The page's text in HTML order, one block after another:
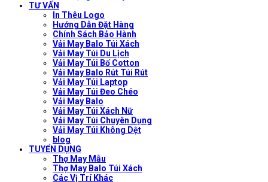
TƯ VẤN
In Thêu Logo
Hướng Dẫn Đặt Hàng
Chính Sách Bảo Hành
Vải May Balo Túi Xách
Vải May Túi Du Lịch
Vải May Túi Bố Cotton
Vải May Balo Rút Túi Rút
Vải May Túi Laptop
Vải May Túi Đeo Chéo
Vải May Balo
Vải May Túi Xách Nữ
Vải May Túi Chuyên Dụng
Vải May Túi Không Dệt
blog
TUYỂN DỤNG
Thợ May Mẫu
Thợ May Balo Túi Xách
Các Vị Trí Khác